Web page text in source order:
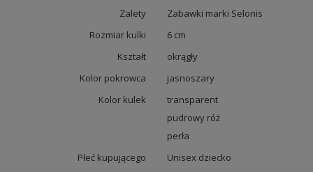
Zalety
Zabawki marki Selonis
Rozmiar kulki
6 cm
Kształt
okrągły
Kolor pokrowca
jasnoszary
Kolor kulek
transparent
pudrowy róż
perła
Płeć kupującego
Unisex dziecko